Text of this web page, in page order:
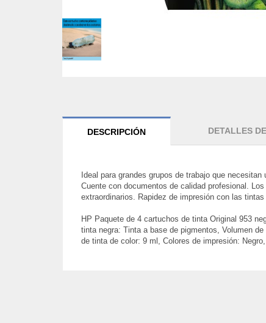
DESCRIPCIÓN DETALLES
Ideal para grandes grupos de trabajo que
Cuente con documentos de calidad profesional.
extraordinarios. Rapidez de impresión con las
HP Paquete de 4 cartuchos de tinta Original 953
tinta negra: Tinta a base de pigmentos, Volumen
de tinta de color: 9 ml, Colores de impresión: